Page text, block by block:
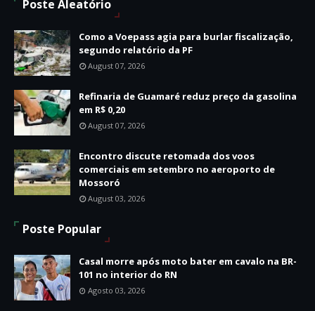
Poste Aleatório
Como a Voepass agia para burlar fiscalização,
segundo relatório da PF
August 07, 2026
Refinaria de Guamaré reduz preço da gasolina
em R$ 0,20
August 07, 2026
Encontro discute retomada dos voos
comerciais em setembro no aeroporto de
Mossoró
August 03, 2026
Poste Popular
Casal morre após moto bater em cavalo na BR-
101 no interior do RN
Agosto 03, 2026